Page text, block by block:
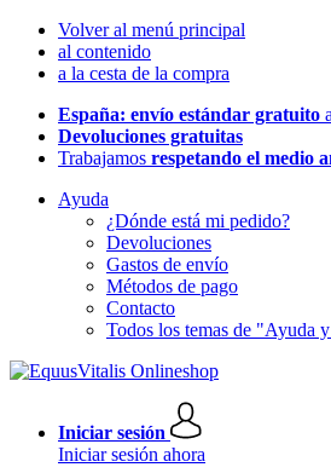
Volver al menú principal
al contenido
a la cesta de la compra
España: envío estándar gratuito
Devoluciones gratuitas
Trabajamos respetando el medio
Ayuda
¿Dónde está mi pedido?
Devoluciones
Gastos de envío
Métodos de pago
Contacto
Todos los temas de "Ayuda
Iniciar sesión
Iniciar sesión ahora